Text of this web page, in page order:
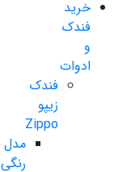
خرید
فندک
و
ادوات
فندک
زیپو
Zippo
مدل
رنگی